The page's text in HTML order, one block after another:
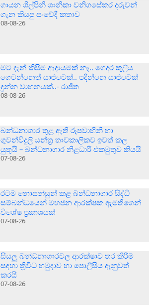
ගායන ශිල්පිනී ශානිකා වනිගසේකර දරුවන්
ගැන කියපු සංවේදී කතාව
08-08-26
මට දැන් කිසිම ආදායමක් නෑ.. ගෙදර කුලිය
ගෙවන්නෙත් යාළුවෙක්.. පදින්නෙ යාළුවෙක්
දුන්න වාහනයක්..- රාජිත
08-08-26
බන්ධනාගාර තුළ ඇති රූපවාහිනී හා
ගුවන්විදුලි යන්ත්‍ර තාවකාලිකව ඉවත් කල
යුතුයි – බන්ධනාගාර නිළධාරි එකමුතුව කියයි
07-08-26
රටම නොසන්සුන් කළ බන්ධනාගාර සිද්ධි
සම්බන්ධයෙන් මහජන ආරක්ෂක ඇමතිගෙන්
විශේෂ ප්‍රකාශයක්
07-08-26
සියලු බන්ධනාගාරවල ආරක්ෂාව තර කිරීම
සඳහා ත්‍රිවිධ හමුදාව හා පොලීසිය දැනුවත්
කරයි
07-08-26